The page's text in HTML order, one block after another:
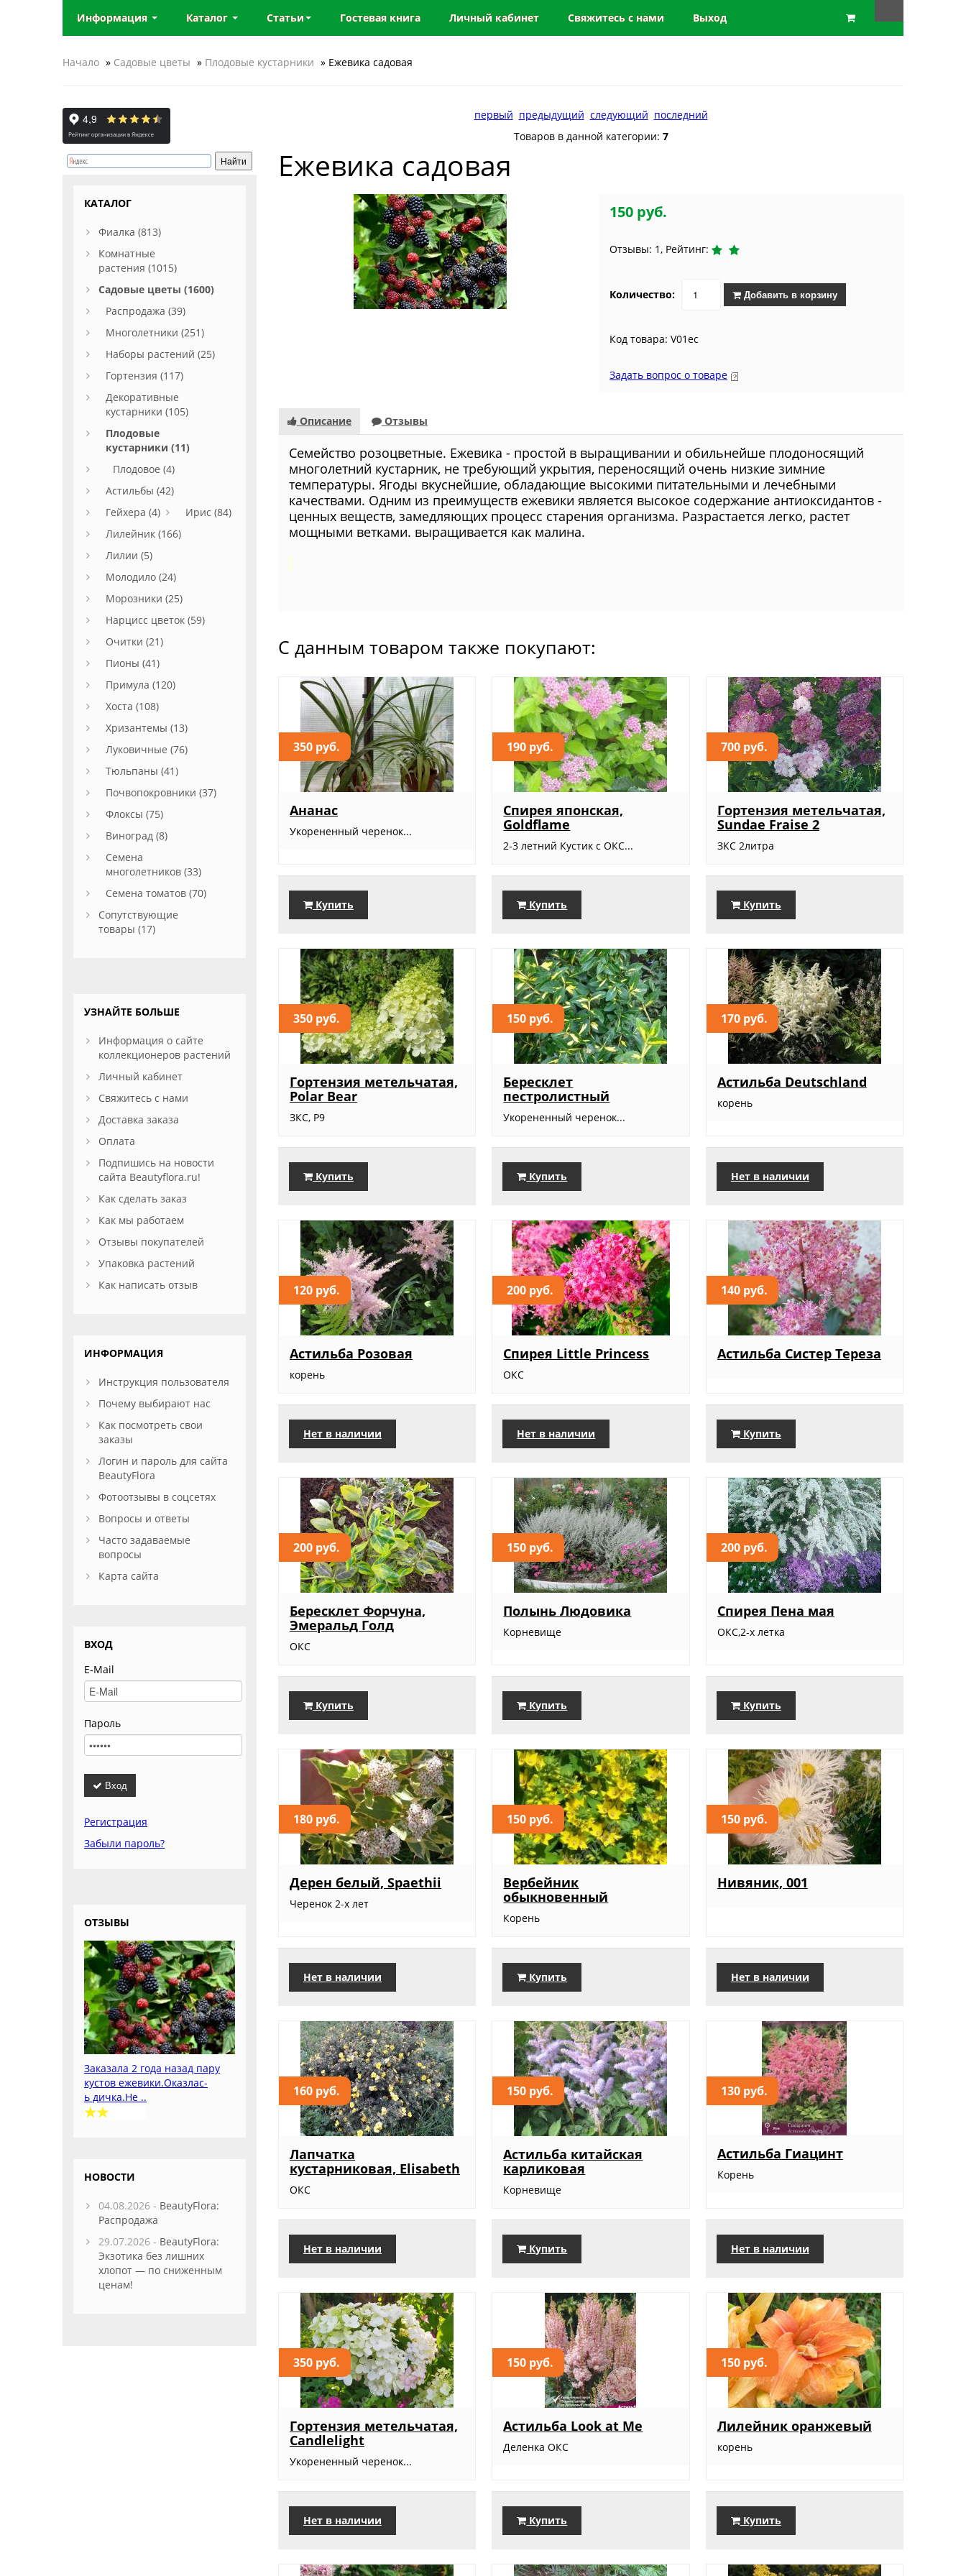
Информация Каталог Статьи Гостевая книга Личный кабинет Свяжитесь с нами Выход
Начало » Садовые цветы » Плодовые кустарники » Ежевика садовая
первый предыдущий следующий последний
Товаров в данной категории: 7
Ежевика садовая
150 руб.
Отзывы: 1, Рейтинг:
Количество: Добавить в корзину
Код товара: V01ес
Задать вопрос о товаре
Описание Отзывы
Семейство розоцветные. Ежевика - простой в выращивании и обильнейше плодоносящий
многолетний кустарник, не требующий укрытия, переносящий очень низкие зимние
температуры. Ягоды вкуснейшие, обладающие высокими питательными и лечебными
качествами. Одним из преимуществ ежевики является высокое содержание антиоксидантов -
ценных веществ, замедляющих процесс старения организма. Разрастается легко, растет
мощными ветками. выращивается как малина.
С данным товаром также покупают:
350 руб.
Ананас
Укорененный черенок...
Купить
190 руб.
Спирея японская,
Goldflame
2-3 летний Кустик с ОКС...
Купить
700 руб.
Гортензия метельчатая,
Sundae Fraise 2
ЗКС 2литра
Купить
350 руб.
Гортензия метельчатая,
Polar Bear
ЗКС, Р9
Купить
150 руб.
Бересклет
пестролистный
Укорененный черенок...
Купить
170 руб.
Астильба Deutschland
корень
Нет в наличии
120 руб.
Астильба Розовая
корень
Нет в наличии
200 руб.
Спирея Little Princess
ОКС
Нет в наличии
140 руб.
Астильба Систер Тереза
Купить
200 руб.
Бересклет Форчуна,
Эмеральд Голд
ОКС
Купить
150 руб.
Полынь Людовика
Корневище
Купить
200 руб.
Спирея Пена мая
ОКС,2-х летка
Купить
180 руб.
Дерен белый, Spaethii
Черенок 2-х лет
Нет в наличии
150 руб.
Вербейник
обыкновенный
Корень
Купить
150 руб.
Нивяник, 001
Нет в наличии
160 руб.
Лапчатка
кустарниковая, Elisabeth
ОКС
Нет в наличии
150 руб.
Астильба китайская
карликовая
Корневище
Купить
130 руб.
Астильба Гиацинт
Корень
Нет в наличии
350 руб.
Гортензия метельчатая,
Candlelight
Укорененный черенок...
Нет в наличии
150 руб.
Астильба Look at Me
Деленка ОКС
Купить
150 руб.
Лилейник оранжевый
корень
Купить
КАТАЛОГ
Фиалка (813)
Комнатные
растения (1015)
Садовые цветы (1600)
Распродажа (39)
Многолетники (251)
Наборы растений (25)
Гортензия (117)
Декоративные
кустарники (105)
Плодовые
кустарники (11)
Плодовое (4)
Астильбы (42)
Гейхера (4)
Ирис (84)
Лилейник (166)
Лилии (5)
Молодило (24)
Морозники (25)
Нарцисс цветок (59)
Очитки (21)
Пионы (41)
Примула (120)
Хоста (108)
Хризантемы (13)
Луковичные (76)
Тюльпаны (41)
Почвопокровники (37)
Флоксы (75)
Виноград (8)
Семена
многолетников (33)
Семена томатов (70)
Сопутствующие
товары (17)
УЗНАЙТЕ БОЛЬШЕ
Информация о сайте
коллекционеров растений
Личный кабинет
Свяжитесь с нами
Доставка заказа
Оплата
Подпишись на новости
сайта Beautyflora.ru!
Как сделать заказ
Как мы работаем
Отзывы покупателей
Упаковка растений
Как написать отзыв
ИНФОРМАЦИЯ
Инструкция пользователя
Почему выбирают нас
Как посмотреть свои
заказы
Логин и пароль для сайта
BeautyFlora
Фотоотзывы в соцсетях
Вопросы и ответы
Часто задаваемые
вопросы
Карта сайта
ВХОД
E-Mail
Пароль
Вход
Регистрация
Забыли пароль?
ОТЗЫВЫ
Заказала 2 года назад пару
кустов ежевики.Оказлас-
ь дичка.Не ..
НОВОСТИ
04.08.2026 - BeautyFlora:
Распродажа
29.07.2026 - BeautyFlora:
Экзотика без лишних
хлопот — по сниженным
ценам!